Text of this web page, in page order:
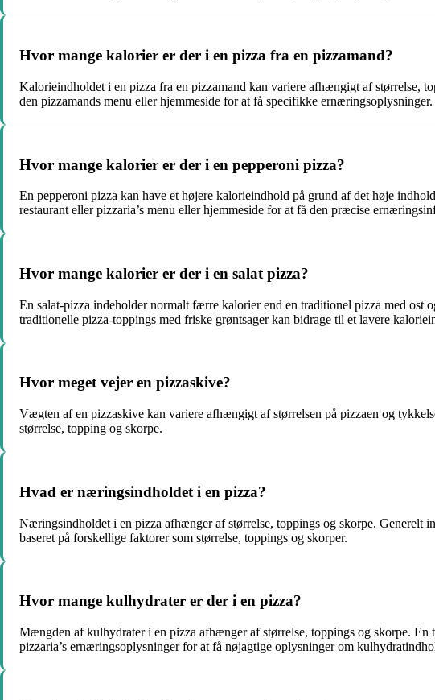
Hvor mange kalorier er der i en pizza fra en pizzamand?
Kalorieindholdet i en pizza fra en pizzamand kan variere afhængigt af størrelse,
den pizzamands menu eller hjemmeside for at få specifikke ernæringsoplysninger.
Hvor mange kalorier er der i en pepperoni pizza?
En pepperoni pizza kan have et højere kalorieindhold på grund af det høje
restaurant eller pizzaria’s menu eller hjemmeside for at få den præcise
Hvor mange kalorier er der i en salat pizza?
En salat-pizza indeholder normalt færre kalorier end en traditionel pizza med
traditionelle pizza-toppings med friske grøntsager kan bidrage til et lavere
Hvor meget vejer en pizzaskive?
Vægten af en pizzaskive kan variere afhængigt af størrelsen på pizzaen og
størrelse, topping og skorpe.
Hvad er næringsindholdet i en pizza?
Næringsindholdet i en pizza afhænger af størrelse, toppings og skorpe. Generelt
baseret på forskellige faktorer som størrelse, toppings og skorper.
Hvor mange kulhydrater er der i en pizza?
Mængden af kulhydrater i en pizza afhænger af størrelse, toppings og skorpe.
pizzaria’s ernæringsoplysninger for at få nøjagtige oplysninger om